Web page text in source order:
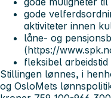
gode
aktiviteter innen
låne- og
(https://
fleksibel
Stillingen lønnes, i
og OsloMets